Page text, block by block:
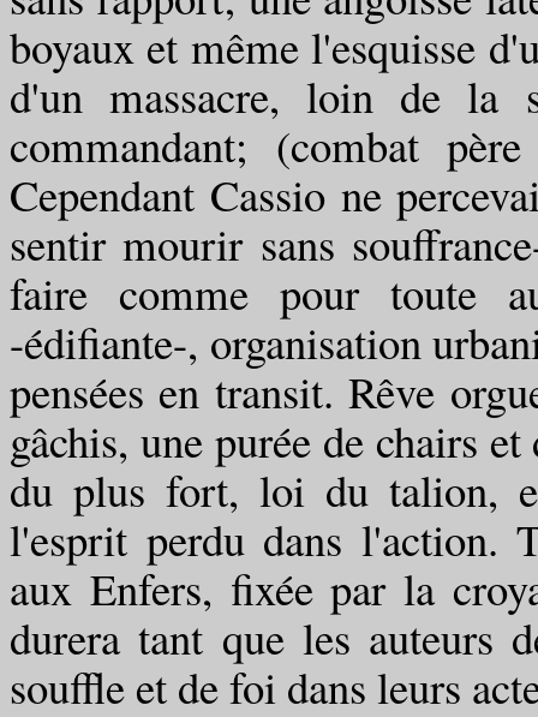
boyaux et même l'esquisse
d'un massacre, loin de la
commandant; (combat
Cependant Cassio ne
sentir mourir sans
faire comme pour toute
-édifiante-, organisation
pensées en transit. Rêve
gâchis, une purée de chairs
du plus fort, loi du talion,
l'esprit perdu dans l'action.
aux Enfers, fixée par la
durera tant que les auteurs
souffle et de foi dans leurs